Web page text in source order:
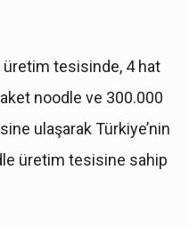
üretim tesisinde, 4 hat
noodle ve 300.000
ulaşarak Türkiye’nin
üretim tesisine sahip